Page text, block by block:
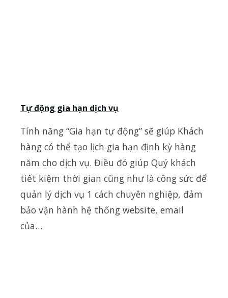
Tự động gia hạn dịch vụ
Tính năng “Gia hạn tự động” sẽ giúp Khách
hàng có thể tạo lịch gia hạn định kỳ hàng
năm cho dịch vụ. Điều đó giúp Quý khách
tiết kiệm thời gian cũng như là công sức để
quản lý dịch vụ 1 cách chuyên nghiệp, đảm
bảo vận hành hệ thống website, email
của…